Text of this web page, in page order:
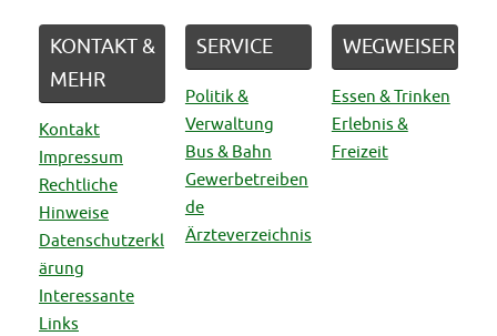
KONTAKT &
MEHR
Kontakt
Impressum
Rechtliche
Hinweise
Datenschutzerkl
ärung
Interessante
Links
SERVICE
Politik &
Verwaltung
Bus & Bahn
Gewerbetreiben
de
Ärzteverzeichnis
WEGWEISER
Essen & Trinken
Erlebnis &
Freizeit